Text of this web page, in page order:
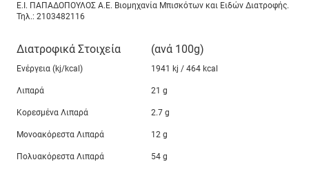
Ε.Ι. ΠΑΠΑΔΟΠΟΥΛΟΣ Α.Ε. Βιομηχανία Μπισκότων και Ειδών Διατροφής.
Τηλ.: 2103482116
Διατροφικά Στοιχεία (ανά 100g)
Ενέργεια (kj/kcal) 1941 kj / 464 kcal
Λιπαρά 21 g
Κορεσμένα Λιπαρά 2.7 g
Μονοακόρεστα Λιπαρά 12 g
Πολυακόρεστα Λιπαρά 54 g